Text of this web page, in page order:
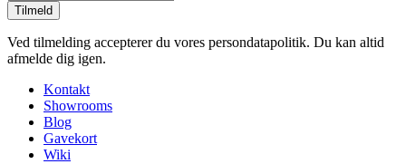
Tilmeld
Ved tilmelding accepterer du vores persondatapolitik. Du kan altid
afmelde dig igen.
Kontakt
Showrooms
Blog
Gavekort
Wiki